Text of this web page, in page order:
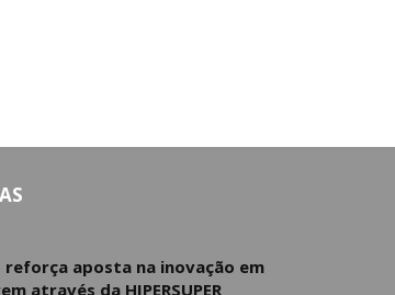
reforça aposta na inovação em
através da HIPERSUPER